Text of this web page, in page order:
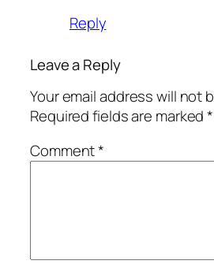
Reply
Leave a Reply
Your email address will not
Required fields are marked*
Comment*